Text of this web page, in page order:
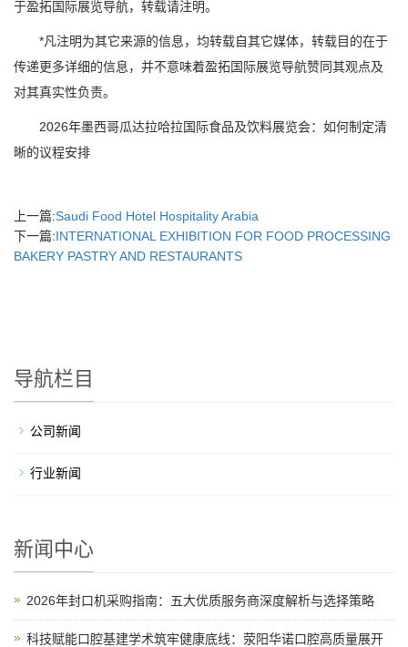
于盈拓国际展览导航，转载请注明。
*凡注明为其它来源的信息，均转载自其它媒体，转载目的在于
传递更多详细的信息，并不意味着盈拓国际展览导航赞同其观点及
对其真实性负责。
2026年墨西哥瓜达拉哈拉国际食品及饮料展览会：如何制定清
晰的议程安排
上一篇:Saudi Food Hotel Hospitality Arabia
下一篇:INTERNATIONAL EXHIBITION FOR FOOD PROCESSING
BAKERY PASTRY AND RESTAURANTS
导航栏目
公司新闻
行业新闻
新闻中心
2026年封口机采购指南：五大优质服务商深度解析与选择策略
科技赋能口腔基建学术筑牢健康底线：荥阳华诺口腔高质量展开